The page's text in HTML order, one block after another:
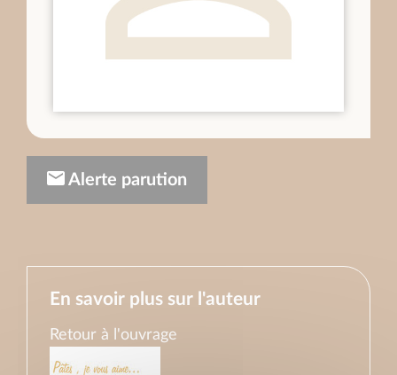
Alerte parution
En savoir plus sur l'auteur
Retour à l'ouvrage